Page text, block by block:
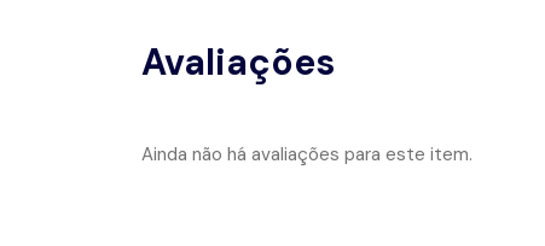
Avaliações
Ainda não há avaliações para este item.